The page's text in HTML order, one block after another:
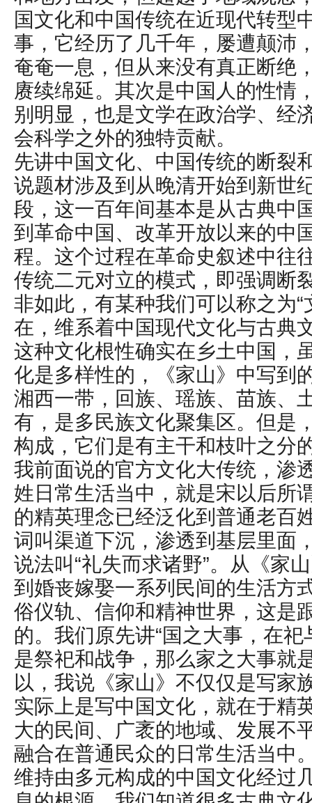
国文化和中国传统在近现代转型
事，它经历了几千年，屡遭颠沛
奄奄一息，但从来没有真正断绝
赓续绵延。其次是中国人的性情
别明显，也是文学在政治学、经
会科学之外的独特贡献。
先讲中国文化、中国传统的断裂
说题材涉及到从晚清开始到新世
段，这一百年间基本是从古典中
到革命中国、改革开放以来的中
程。这个过程在革命史叙述中往
传统二元对立的模式，即强调断
非如此，有某种我们可以称之为“
在，维系着中国现代文化与古典
这种文化根性确实在乡土中国，
化是多样性的，《家山》中写到
湘西一带，回族、瑶族、苗族、
有，是多民族文化聚集区。但是
构成，它们是有主干和枝叶之分
我前面说的官方文化大传统，渗
姓日常生活当中，就是宋以后所
的精英理念已经泛化到普通老百
词叫渠道下沉，渗透到基层里面
说法叫“礼失而求诸野”。从《家
到婚丧嫁娶一系列民间的生活方
俗仪轨、信仰和精神世界，这是
的。我们原先讲“国之大事，在祀
是祭祀和战争，那么家之大事就
以，我说《家山》不仅仅是写家
实际上是写中国文化，就在于精
大的民间、广袤的地域、发展不
融合在普通民众的日常生活当中
维持由多元构成的中国文化经过